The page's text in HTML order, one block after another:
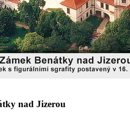
nad Jizerou